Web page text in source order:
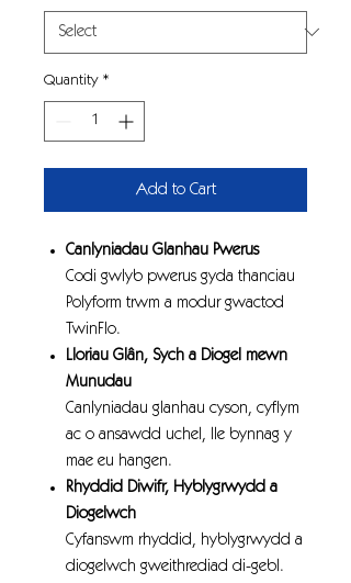
Quantity *
Add to Cart
Canlyniadau Glanhau Pwerus
Codi gwlyb pwerus gyda thanciau
Polyform trwm a modur gwactod
TwinFlo.
Lloriau Glân, Sych a Diogel mewn
Munudau
Canlyniadau glanhau cyson, cyflym
ac o ansawdd uchel, lle bynnag y
mae eu hangen.
Rhyddid Diwifr, Hyblygrwydd a
Diogelwch
Cyfanswm rhyddid, hyblygrwydd a
diogelwch gweithrediad di-gebl.